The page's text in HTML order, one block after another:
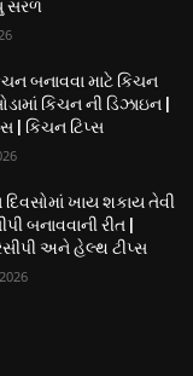
સરળ
બનાવવા માટે કિચન
કિચન ની ડિઝાઇન |
| કિચન ટિપ્સ
ખાય શકાય તેવી
બનાવવાની રીત |
અને હેલ્થ ટીપ્સ